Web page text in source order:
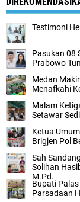
Testimoni
Pasukan 08
Prabowo
Medan
Menafkahi
Malam
Setawar
Ketua
Brigjen Pol
Sah
Solihan
M.Pd.
Bupati
Parsadaan